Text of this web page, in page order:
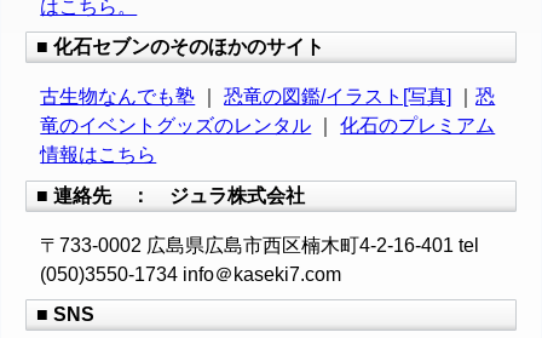
はこちら。
■ 化石セブンのそのほかのサイト
古生物なんでも塾 ｜恐竜の図鑑/イラスト[写真] ｜恐
竜のイベントグッズのレンタル ｜化石のプレミアム
情報はこちら
■ 連絡先 ： ジュラ株式会社
〒733-0002 広島県広島市西区楠木町4-2-16-401 tel
(050)3550-1734 info＠kaseki7.com
■ SNS